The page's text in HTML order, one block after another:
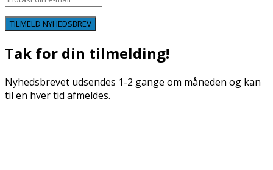
TILMELD NYHEDSBREV
Tak for din tilmelding!
Nyhedsbrevet udsendes 1-2 gange om måneden og kan
til en hver tid afmeldes.